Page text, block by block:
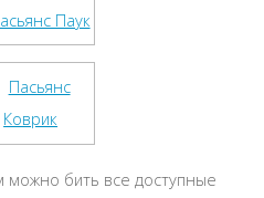
можно бить все доступные